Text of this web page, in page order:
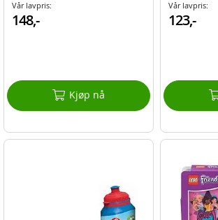
Vår lavpris:
148,-
Kjøp nå
Vår lavpris:
123,-